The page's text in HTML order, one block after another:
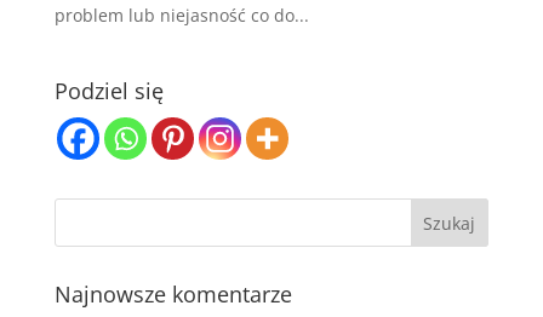
problem lub niejasność co do...
Podziel się
Najnowsze komentarze